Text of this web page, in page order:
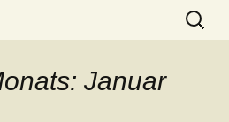
Suchen
nach:
Januar